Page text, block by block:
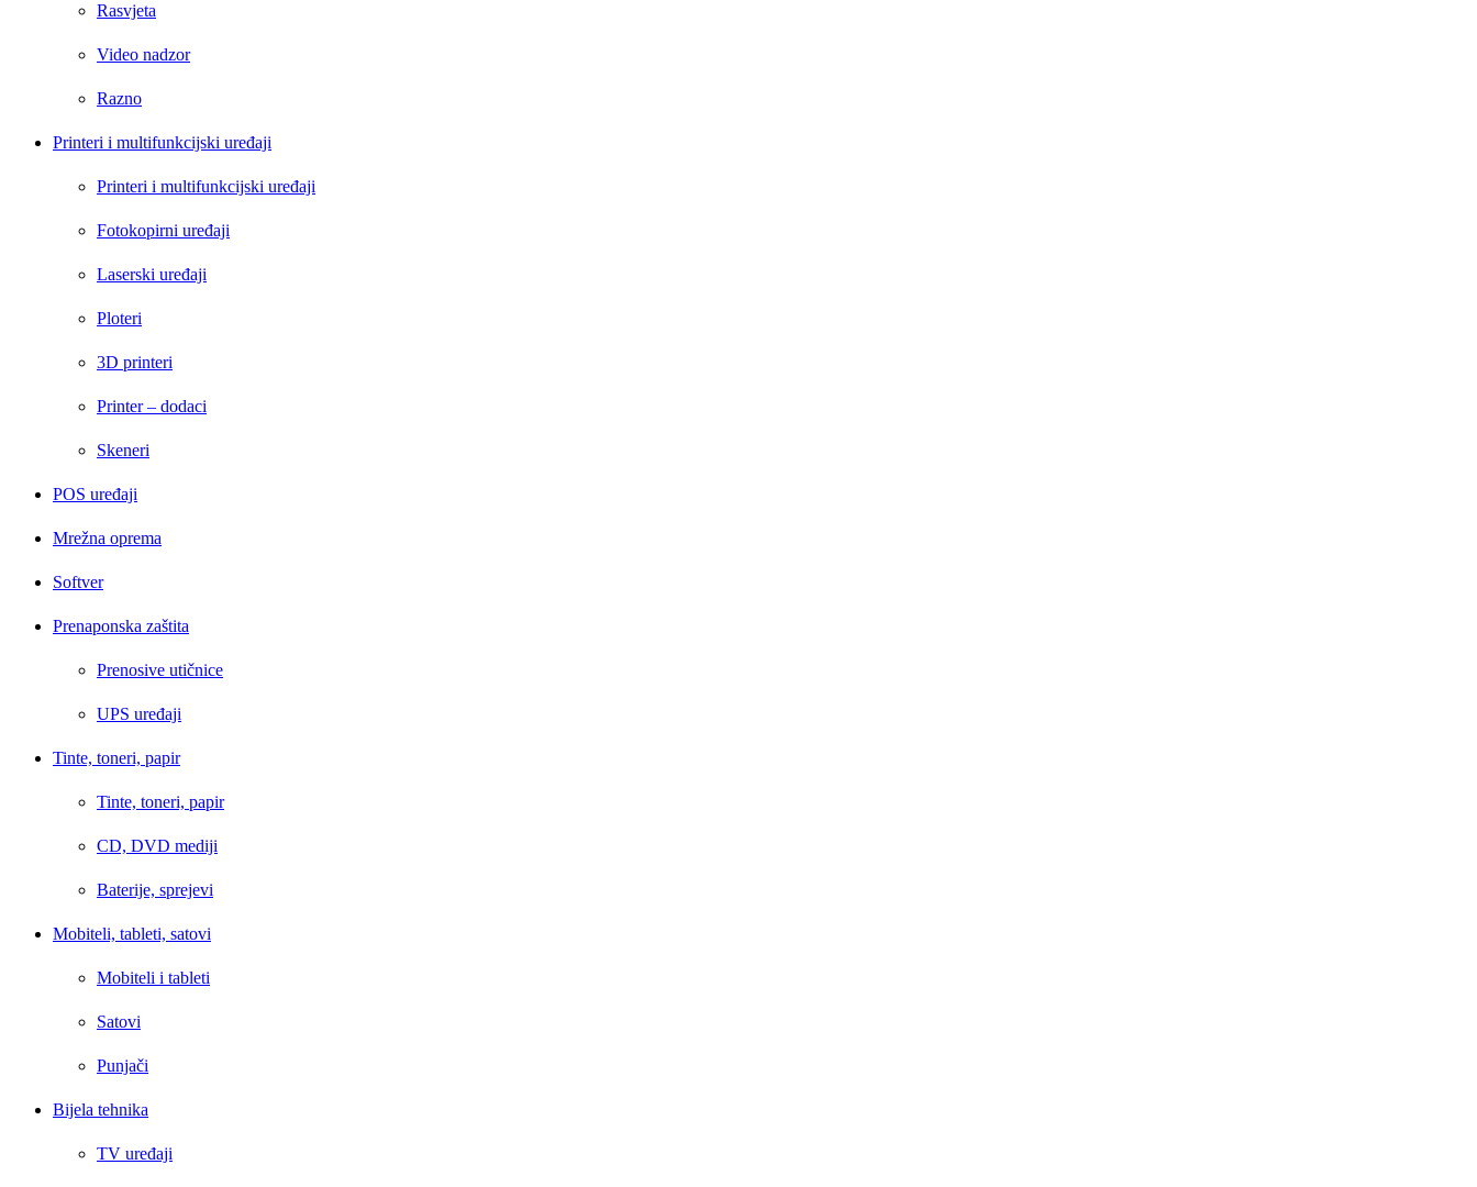
Rasvjeta
Video nadzor
Razno
Printeri i multifunkcijski uređaji
Printeri i multifunkcijski uređaji
Fotokopirni uređaji
Laserski uređaji
Ploteri
3D printeri
Printer – dodaci
Skeneri
POS uređaji
Mrežna oprema
Softver
Prenaponska zaštita
Prenosive utičnice
UPS uređaji
Tinte, toneri, papir
Tinte, toneri, papir
CD, DVD mediji
Baterije, sprejevi
Mobiteli, tableti, satovi
Mobiteli i tableti
Satovi
Punjači
Bijela tehnika
TV uređaji